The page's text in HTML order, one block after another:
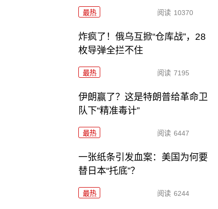
最热 阅读 10370
炸疯了！俄乌互掀“仓库战”，28
枚导弹全拦不住
最热 阅读 7195
伊朗赢了？这是特朗普给革命卫
队下“精准毒计”
最热 阅读 6447
一张纸条引发血案：美国为何要
替日本“托底”？
最热 阅读 6244